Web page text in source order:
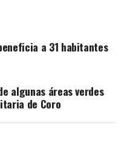
a 31 habitantes
algunas áreas verdes
de Coro